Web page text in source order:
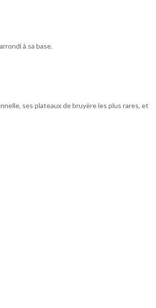
à sa base.
ses plateaux de bruyère les plus rares, et